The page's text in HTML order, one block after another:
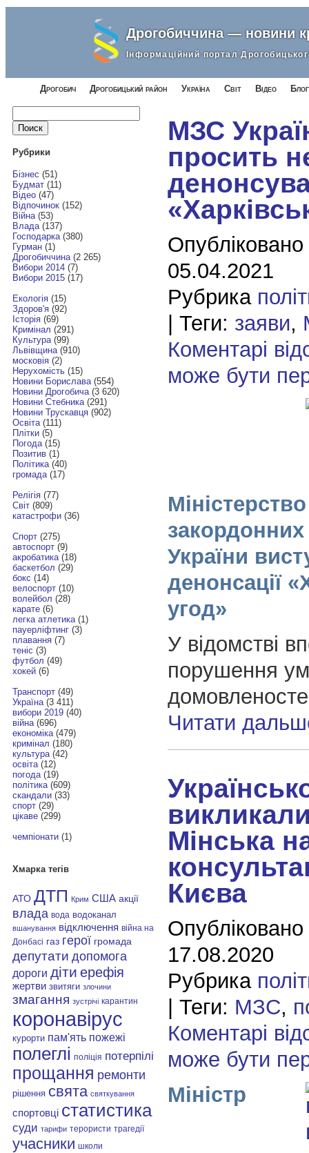
Дрогобиччина — новини
Інформаційний портал
Дрогобич Дрогобицький район Україна Світ Відео
Найти:
Рубрики
Бізнес (51)
Будмат(11)
Відео(47)
Відпочинок(152)
Війна(53)
Влада(137)
Господарка(380)
Гурман(1)
Дрогобиччина(2 265)
Вибори 2014(7)
Вибори 2015(17)
Екологія(15)
Здоров'я(92)
Історія(69)
Кримінал (291)
Культура(99)
Львівщина(910)
московія(2)
Нерухомість(15)
Новини Борислава(554)
Новини Дрогобича(3 620)
Новини Стебника(291)
Новини Трускавця(902)
Освіта(111)
Плітки(5)
Погода(15)
Позитив(1)
Політика(40)
громада(17)
Релігія(77)
Світ(809)
катастрофи(36)
Спорт(275)
автоспорт(9)
акробатика(18)
баскетбол (29)
бокс (14)
велоспорт(10)
волейбол (28)
карате(6)
легка атлетика(1)
пауерліфтинг(3)
плавання(7)
теніс (3)
футбол (49)
хокей(6)
Транспорт(49)
Україна(3 411)
вибори 2019(40)
війна(696)
економіка(479)
кримінал (180)
культура(42)
освіта(12)
погода(19)
політика(609)
скандали(33)
спорт(29)
цікаве(299)
чемпіонати(1)
Хмарка тегів
АТО ДТП Крим США акції
влада вода водоканал
вшанування відключення війна на
Донбасі газ герої громада
депутати допомога
дороги діти ерефія
жертви звитяги злочини
змагання зустрічі карантин
коронавірус
курорти пам'ять пожежі
полеглі поліція потерпілі
прощання ремонти
рішення свята святкування
спортовці статистика
суди тарифи терористи трагедії
учасники школи
МЗС
просить
05.04.2021
Рубрика
| Теги: заяви,
Коментарі
може бути
Міністерство
України
денонсації
угод»
У відомстві
порушення
Читати
Мінська
Києва
17.08.2020
Рубрика
| Теги: МЗС,
Коментарі
може бути
Міністр